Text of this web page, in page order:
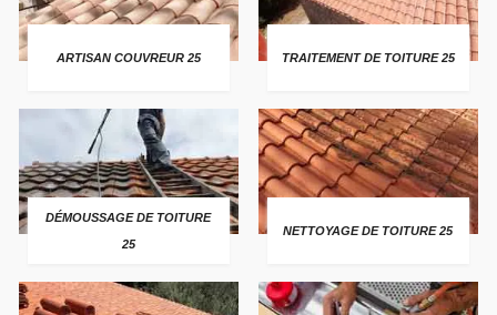
ARTISAN COUVREUR 25 TRAITEMENT DE TOITURE 25
DÉMOUSSAGE DE TOITURE
25
NETTOYAGE DE TOITURE 25